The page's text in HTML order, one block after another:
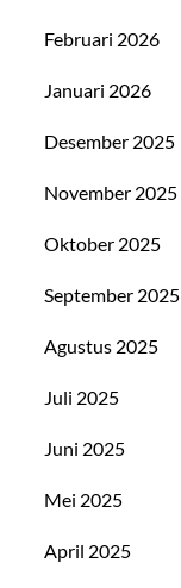
Februari 2026
Januari 2026
Desember 2025
November 2025
Oktober 2025
September 2025
Agustus 2025
Juli 2025
Juni 2025
Mei 2025
April 2025